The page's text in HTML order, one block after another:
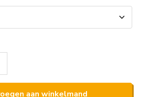
aan winkelmand